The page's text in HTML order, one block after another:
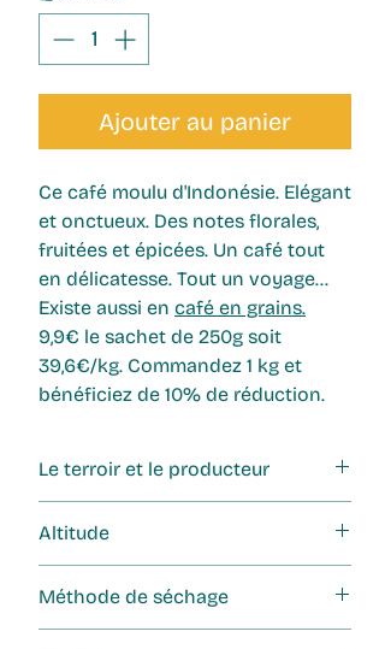
Ajouter au panier
Ce café moulu d'Indonésie. Elégant
et onctueux. Des notes florales,
fruitées et épicées. Un café tout
en délicatesse. Tout un voyage...
Existe aussi en café en grains.
9,9€ le sachet de 250g soit
39,6€/kg. Commandez 1 kg et
bénéficiez de 10% de réduction.
Le terroir et le producteur
verdoyantes de Takengon, au
cœur de la région de Gayo sur l’île
de Sumatra, ce café d’exception
prospère entre 1 200 et 1 700
Altitude
Méthode de séchage